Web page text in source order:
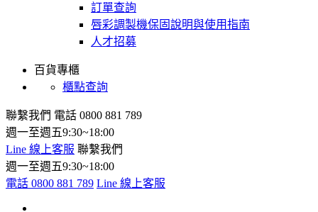
訂單查詢
唇彩調製機保固說明與使用指南
人才招募
百貨專櫃
櫃點查詢
聯繫我們 電話 0800 881 789
週一至週五9:30~18:00
Line 線上客服 聯繫我們
週一至週五9:30~18:00
電話 0800 881 789 Line 線上客服